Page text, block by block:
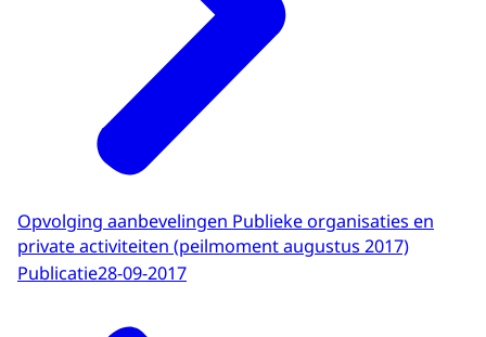
Opvolging aanbevelingen Publieke organisaties en
private activiteiten (peilmoment augustus 2017)
Publicatie28-09-2017